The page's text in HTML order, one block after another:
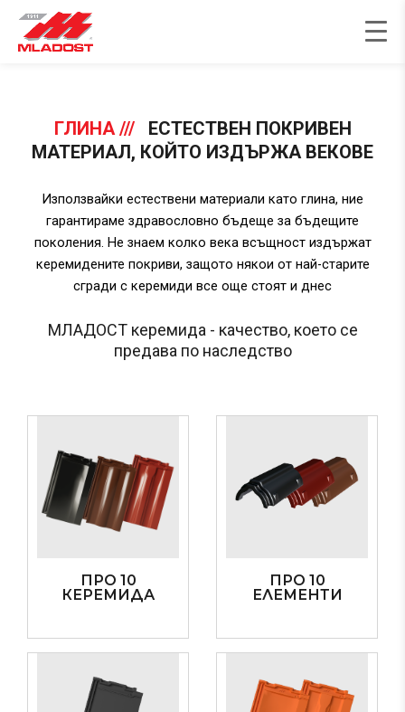
Skip
content
ГЛИНА///
ЕСТЕСТВЕН ПОКРИВЕН
МАТЕРИАЛ, КОЙТО ИЗДЪРЖА ВЕКОВЕ
Използвайки естествени материали като глина, ние
гарантираме здравословно бъдеще за бъдещите
поколения. Не знаем колко века всъщност издържат
керемидените покриви, защото някои от най-старите
сгради с керемиди все още стоят и днес
МЛАДОСТ керемида - качество, което се
предава по наследство
ПРО 10
КЕРЕМИДА
ПРО 10
ЕЛЕМЕНТИ